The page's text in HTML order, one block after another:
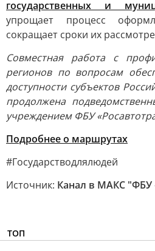
государственных и
упрощает процесс
сокращает сроки их
Совместная работа с
регионов по вопросам
доступности субъектов
продолжена
учреждением ФБУ
Подробнее о маршрутах
#Государстводлялюдей
Источник: Канал в МАКС "ФБУ
ТОП